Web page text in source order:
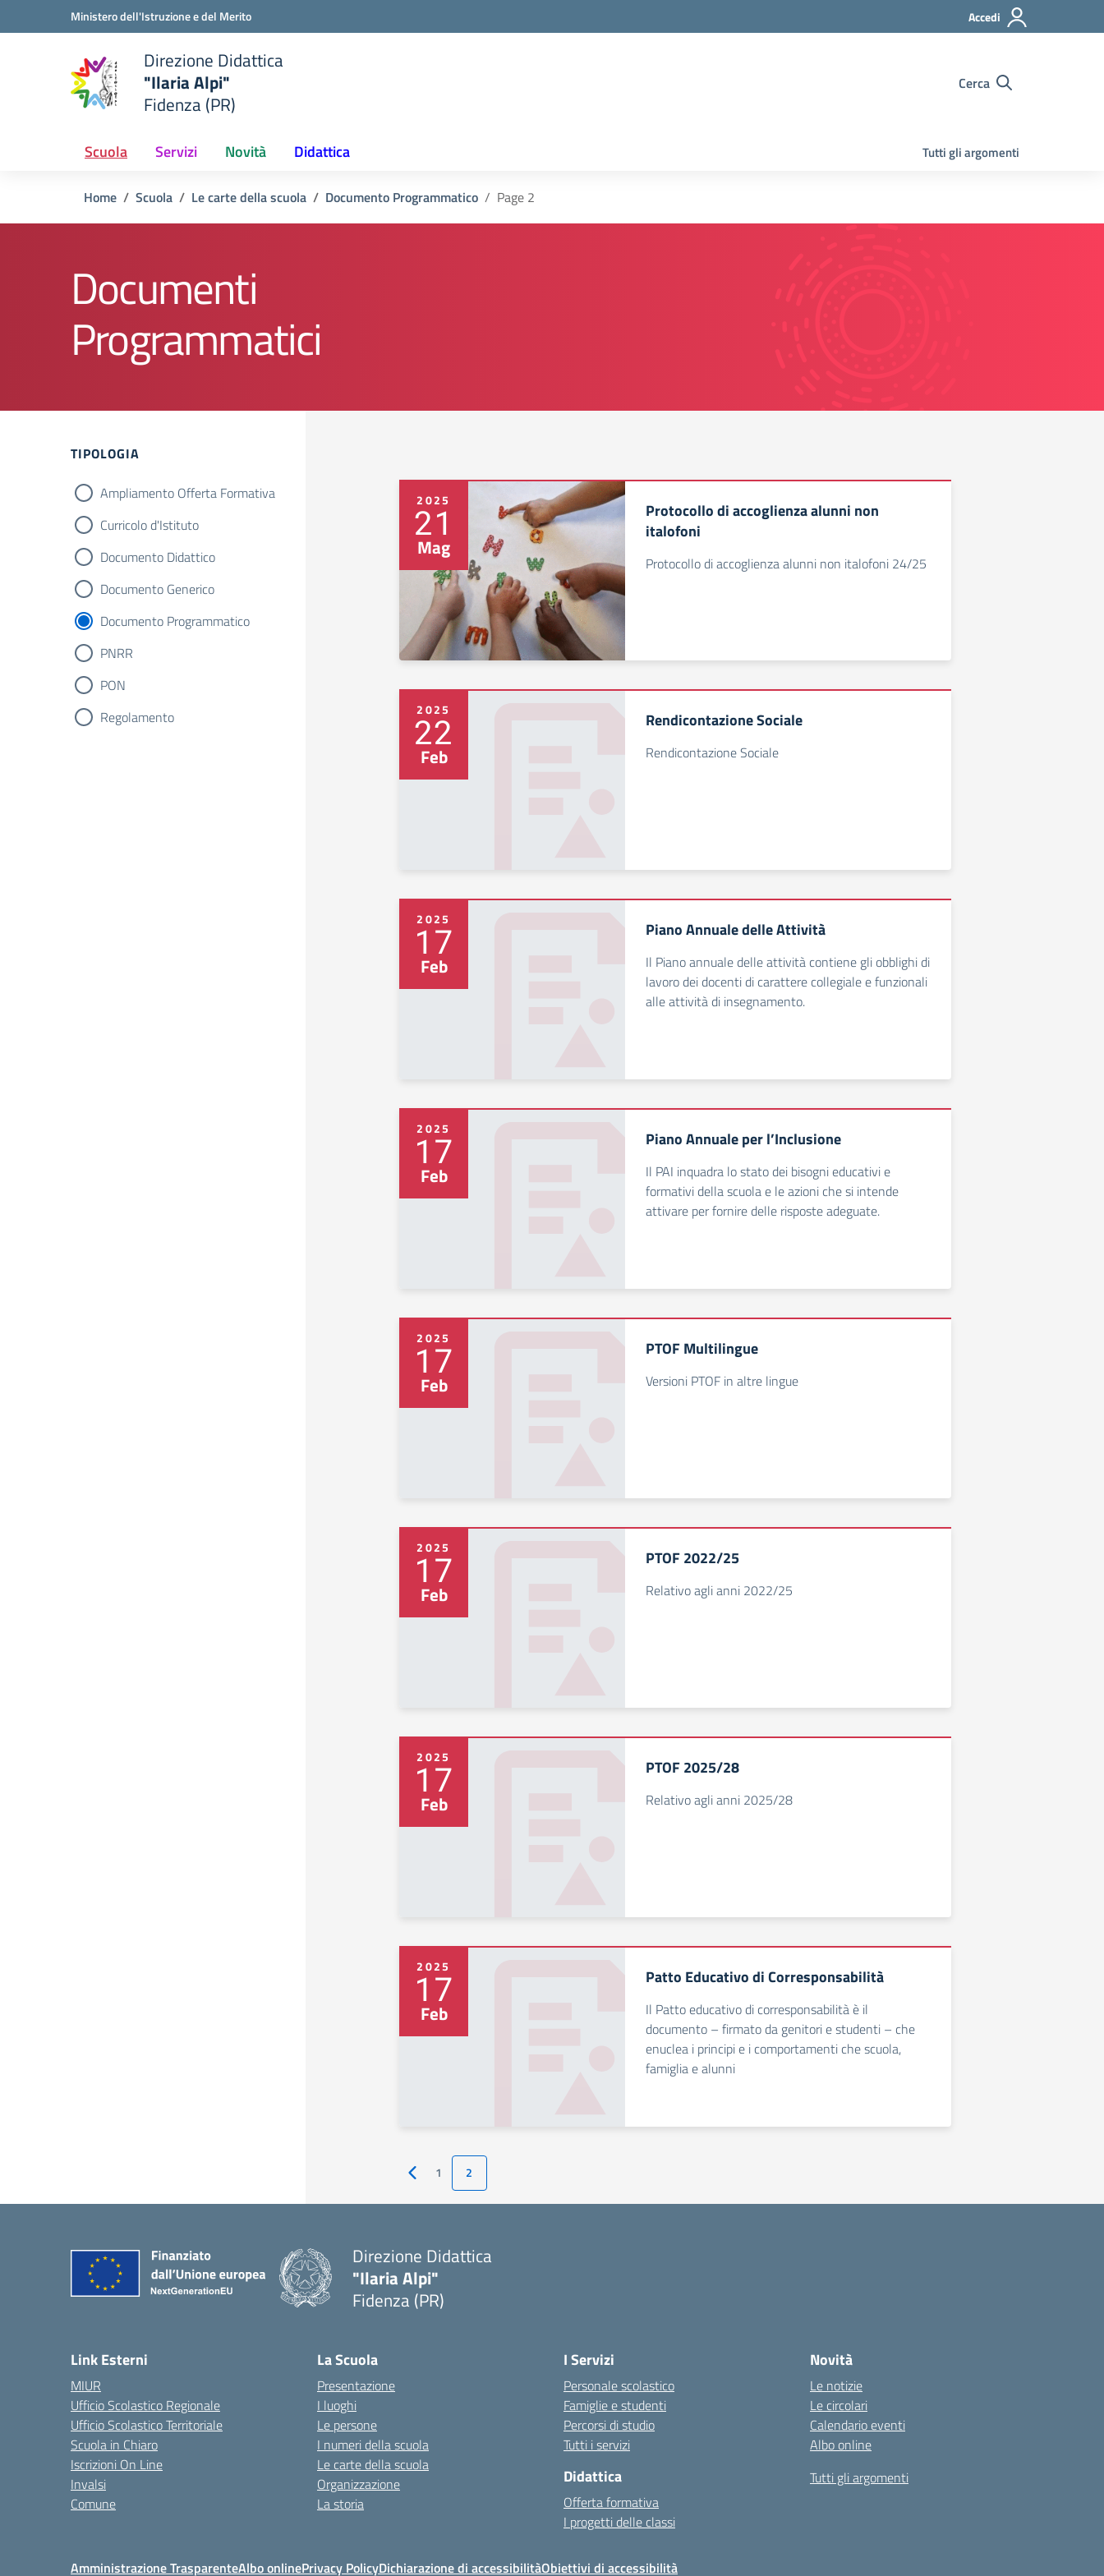
Vai ai contenuti
Vai al menu di navigazioneMinistero dell'Istruzione e del Merito Accedi
scuola
Direzione Didattica
"Ilaria Alpi"
Fidenza (PR)
Cerca
Scuola Servizi Novità Didattica Tutti gli argomenti
Home Scuola Le carte della scuola Documento Programmatico Page 2
Documenti
Programmatici
Filtri
TIPOLOGIA
Ampliamento Offerta Formativa
Curricolo d'Istituto
Documento Didattico
Documento Generico
Documento Programmatico
PNRR
PON
Regolamento
2025
21
Mag
Protocollo di accoglienza alunni non
italofoni
Protocollo di accoglienza alunni non italofoni 24/25
2025
22
Feb
Rendicontazione Sociale
Rendicontazione Sociale
2025
17
Feb
Piano Annuale delle Attività
Il Piano annuale delle attività contiene gli obblighi di
lavoro dei docenti di carattere collegiale e funzionali
alle attività di insegnamento.
2025
17
Feb
Piano Annuale per l’Inclusione
Il PAI inquadra lo stato dei bisogni educativi e
formativi della scuola e le azioni che si intende
attivare per fornire delle risposte adeguate.
2025
17
Feb
PTOF Multilingue
Versioni PTOF in altre lingue
2025
17
Feb
PTOF 2022/25
Relativo agli anni 2022/25
2025
17
Feb
PTOF 2025/28
Relativo agli anni 2025/28
2025
17
Feb
Patto Educativo di Corresponsabilità
Il Patto educativo di corresponsabilità è il
documento – firmato da genitori e studenti – che
enuclea i principi e i comportamenti che scuola,
famiglia e alunni
Pagina precedente
1 2
Direzione Didattica
"Ilaria Alpi"
Fidenza (PR)
Link Esterni
MIUR
Ufficio Scolastico Regionale
Ufficio Scolastico Territoriale
Scuola in Chiaro
Iscrizioni On Line
Invalsi
Comune
La Scuola
Presentazione
I luoghi
Le persone
I numeri della scuola
Le carte della scuola
Organizzazione
La storia
I Servizi
Personale scolastico
Famiglie e studenti
Percorsi di studio
Tutti i servizi
Didattica
Offerta formativa
I progetti delle classi
Novità
Le notizie
Le circolari
Calendario eventi
Albo online
Tutti gli argomenti
Amministrazione TrasparenteAlbo onlinePrivacy PolicyDichiarazione di accessibilitàObiettivi di accessibilità